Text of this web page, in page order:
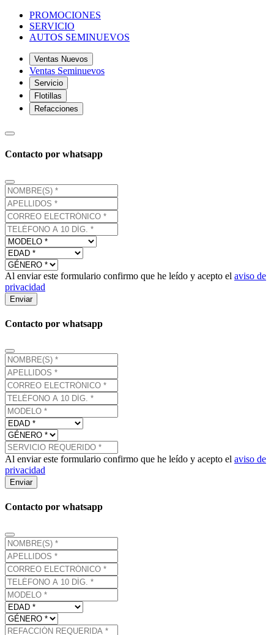
PROMOCIONES
SERVICIO
AUTOS SEMINUEVOS
Ventas Nuevos
Ventas Seminuevos
Servicio
Flotillas
Refacciones
Contacto por whatsapp
Al enviar este formulario confirmo que he leído y acepto el aviso de
privacidad
Enviar
Contacto por whatsapp
Al enviar este formulario confirmo que he leído y acepto el aviso de
privacidad
Enviar
Contacto por whatsapp